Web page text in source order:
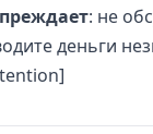
: не
деньги